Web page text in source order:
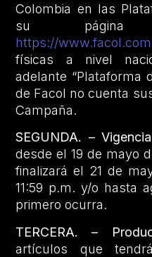
Colombia en las
su página
https://
físicas a nivel
adelante “Plataforma
de Facol no cuenta
Campaña.
SEGUNDA. – Vigencia
desde el 19 de mayo
finalizará el 21 de
11:59 p.m. y/o hasta
primero ocurra.
TERCERA. –
artículos que